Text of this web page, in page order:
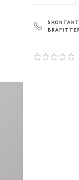
73 lok. 7,
ZA
UE
Sp.z o.o. Spółka